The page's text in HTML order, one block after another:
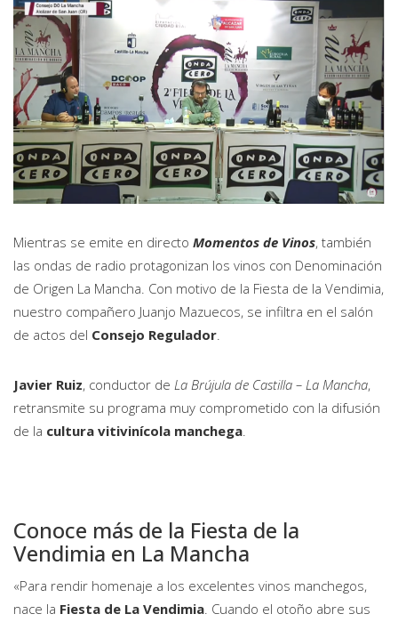
Mientras se emite en directo Momentos de Vinos, también
las ondas de radio protagonizan los vinos con Denominación
de Origen La Mancha. Con motivo de la Fiesta de la Vendimia,
nuestro compañero Juanjo Mazuecos, se infiltra en el salón
de actos del Consejo Regulador.
Javier Ruiz, conductor de La Brújula de Castilla – La Mancha,
retransmite su programa muy comprometido con la difusión
de la cultura vitivinícola manchega.
Conoce más de la Fiesta de la
Vendimia en La Mancha
«Para rendir homenaje a los excelentes vinos manchegos,
nace la Fiesta de La Vendimia. Cuando el otoño abre sus